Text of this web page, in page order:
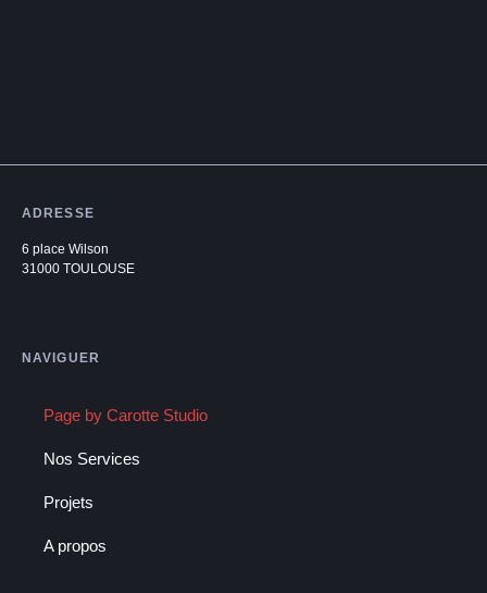
ADRESSE
6 place Wilson
31000 TOULOUSE
NAVIGUER
Page by Carotte Studio
Nos Services
Projets
A propos